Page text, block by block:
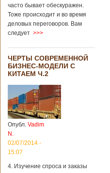
часто бывает обескуражен.
Тоже происходит и во время
деловых переговоров. Вам
следует >>>
ЧЕРТЫ СОВРЕМЕННОЙ
БИЗНЕС-МОДЕЛИ С
КИТАЕМ Ч.2
Опубл. Vadim
N.
02/07/2014 -
15:07
4. Изучение спроса и заказы